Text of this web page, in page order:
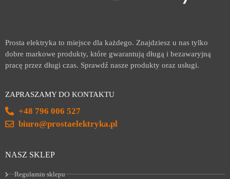
Prosta elektryka to miejsce dla każdego. Znajdziesz u nas tylko
dobre markowe produkty, które gwarantują długą i bezawaryjną
pracę przez długi czas. Sprawdź nasze produkty oraz usługi.
ZAPRASZAMY DO KONTAKTU
+48 796 006 527
biuro@prostaelektryka.pl
NASZ SKLEP
Regulamin sklepu